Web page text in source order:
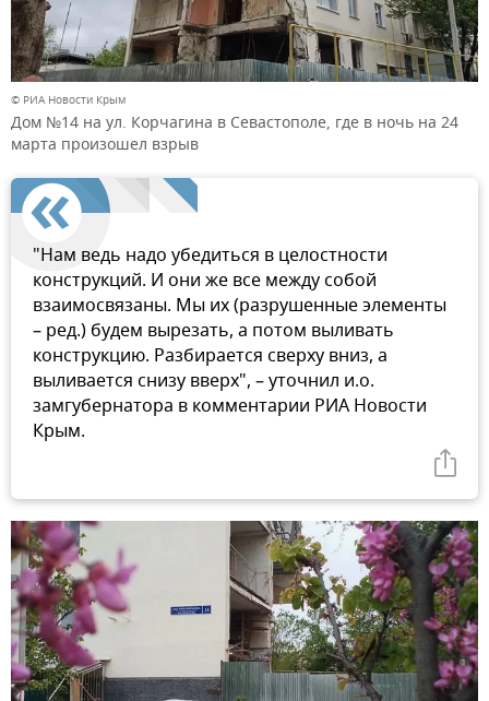
© РИА Новости Крым
Дом №14 на ул. Корчагина в Севастополе, где в ночь на 24
марта произошел взрыв
"Нам ведь надо убедиться в целостности
конструкций. И они же все между собой
взаимосвязаны. Мы их (разрушенные элементы
– ред.) будем вырезать, а потом выливать
конструкцию. Разбирается сверху вниз, а
выливается снизу вверх", – уточнил и.о.
замгубернатора в комментарии РИА Новости
Крым.